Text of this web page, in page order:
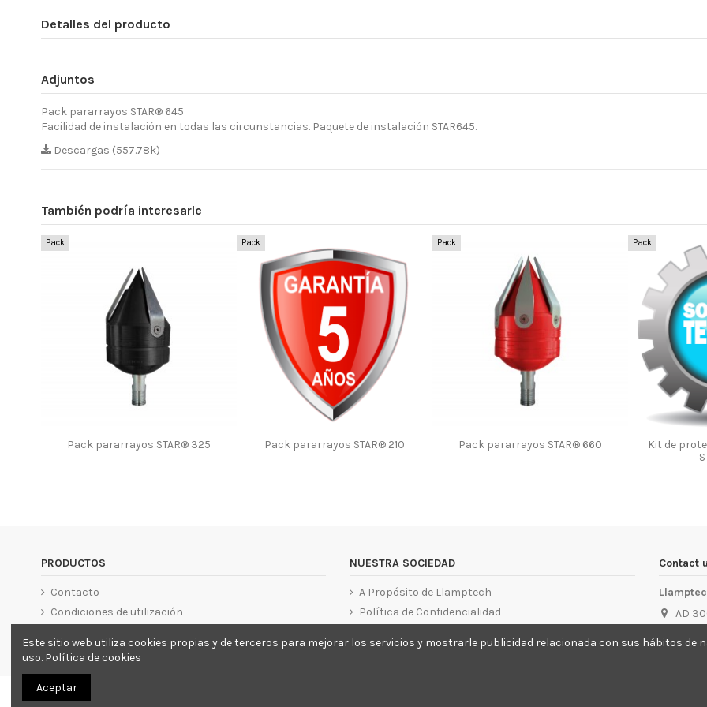
Detalles del producto
Adjuntos
Pack pararrayos STAR® 645
Facilidad de instalación en todas las circunstancias. Paquete de instalación STAR645.
Descargas (557.78k)
También podría interesarle
Pack
Pack pararrayos STAR® 325
Pack
Pack pararrayos STAR® 210
Pack
Pack pararrayos STAR® 660
Pack
Kit de
PRODUCTOS
Contacto
Condiciones de utilización
NUESTRA SOCIEDAD
A Propósito de Llamptech
Política de Confidencialidad
Contact
AD
Catalogo LLamptech© 2021
Este sitio web utiliza cookies propias y de terceros para mejorar los servicios y mostrarle publicidad relacionada con sus hábitos de
uso. Política de cookies
Aceptar